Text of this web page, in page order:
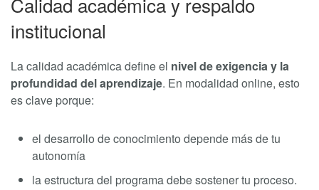
institucional
La calidad académica define el nivel de exigencia y la
profundidad del aprendizaje. En modalidad online, esto
es clave porque:
el desarrollo de conocimiento depende más de tu
autonomía
la estructura del programa debe sostener tu proceso.